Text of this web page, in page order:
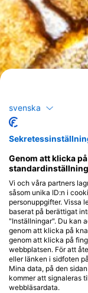
svenska
Genom att klicka
Vi och våra partners
såsom unika ID:n i
personuppgifter. Vissa
baserat på berättigat
"Inställningar". Du kan
genom att klicka på
genom att klicka på
webbplatsen. För att
eller länken i sidfoten
Mina data, på den
kommer att signaleras
webbläsardata.